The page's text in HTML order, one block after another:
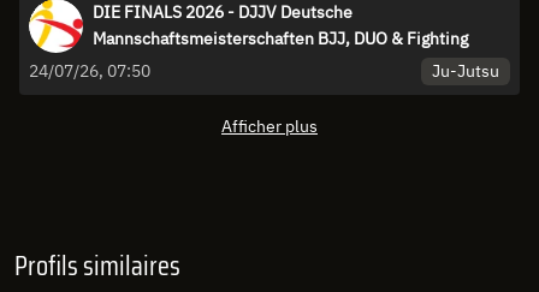
DIE FINALS 2026 - DJJV Deutsche
Mannschaftsmeisterschaften BJJ, DUO & Fighting
24/07/26, 07:50
Ju-Jutsu
Afficher plus
Profils similaires